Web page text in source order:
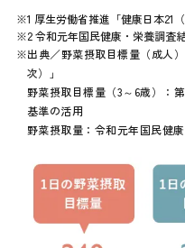
※1 厚生労働省推進「健康日本21（
※2 令和元年国民健康・栄養調査
※出典／野菜摂取目標量（成人
次）」
野菜摂取目標量（3～6歳）：
基準の活用
野菜摂取量：令和元年国民健